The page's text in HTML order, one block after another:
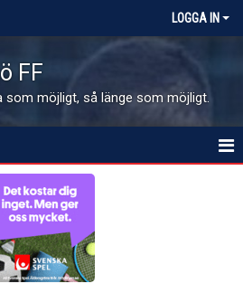
LOGGA IN
FF
som möjligt, så länge som möjligt.